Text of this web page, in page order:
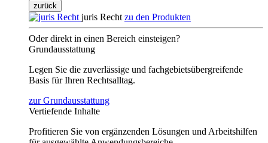
zurück
juris Recht zu den Produkten
Oder direkt in einen Bereich einsteigen?
Grundausstattung
Legen Sie die zuverlässige und fachgebietsübergreifende
Basis für Ihren Rechtsalltag.
zur Grundausstattung
Vertiefende Inhalte
Profitieren Sie von ergänzenden Lösungen und Arbeitshilfen